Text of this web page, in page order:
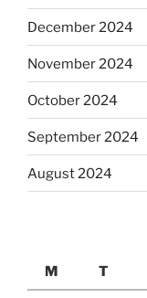
December 2024
November 2024
October 2024
September 2024
August 2024
M
T